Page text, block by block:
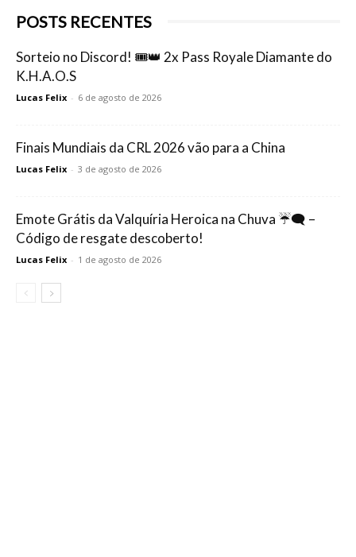
POSTS RECENTES
Sorteio no Discord! 🎟️👑 2x Pass Royale Diamante do
K.H.A.O.S
Lucas Felix - 6 de agosto de 2026
Finais Mundiais da CRL 2026 vão para a China
Lucas Felix - 3 de agosto de 2026
Emote Grátis da Valquíria Heroica na Chuva ☔🗨️ –
Código de resgate descoberto!
Lucas Felix - 1 de agosto de 2026